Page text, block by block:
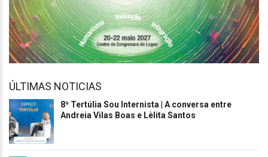
ÚLTIMAS NOTICIAS
8ª Tertúlia Sou Internista | A conversa entre
Andreia Vilas Boas e Lèlita Santos